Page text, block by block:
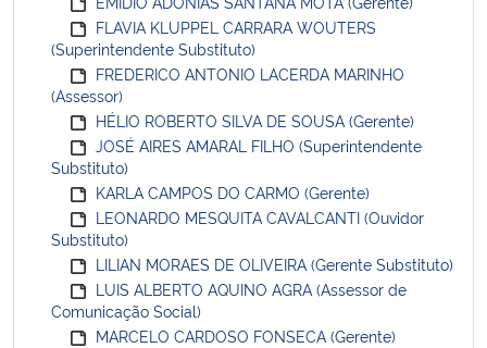
FLAVIA KLUPPEL CARRARA WOUTERS
(Superintendente Substituto)
FREDERICO ANTONIO LACERDA MARINHO
(Assessor)
HÉLIO ROBERTO SILVA DE SOUSA (Gerente)
JOSÉ AIRES AMARAL FILHO (Superintendente
Substituto)
KARLA CAMPOS DO CARMO (Gerente)
LEONARDO MESQUITA CAVALCANTI (Ouvidor
Substituto)
LILIAN MORAES DE OLIVEIRA (Gerente Substituto)
LUIS ALBERTO AQUINO AGRA (Assessor de
Comunicação Social)
MARCELO CARDOSO FONSECA (Gerente)